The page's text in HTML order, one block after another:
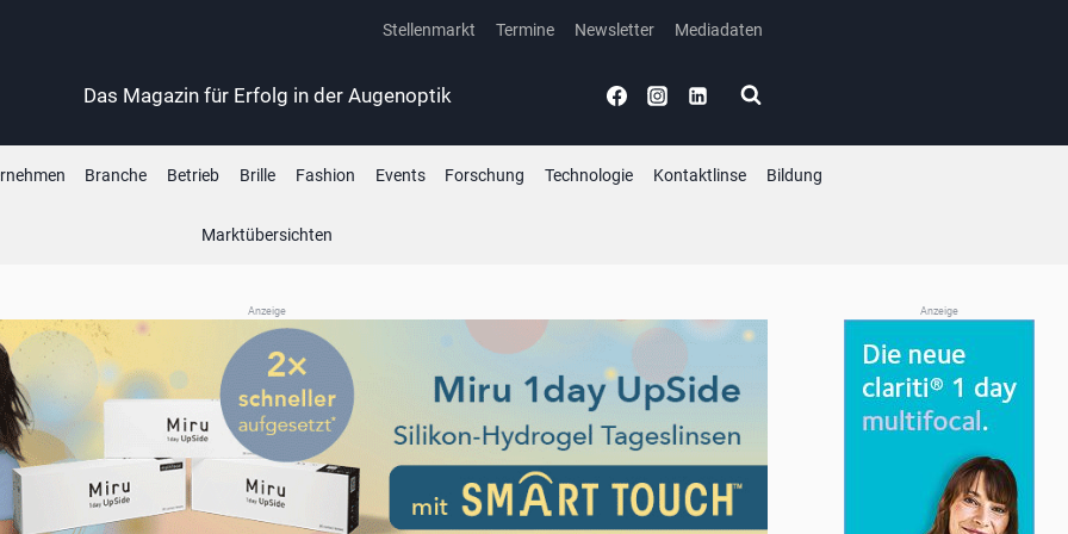
Stellenmarkt Termine Newsletter Mediadaten
Das Magazin für Erfolg in der Augenoptik
Branche Betrieb Brille Fashion Events Forschung Technologie Kontaktlinse Bildung
Marktübersichten
Anzeige
Anzeige